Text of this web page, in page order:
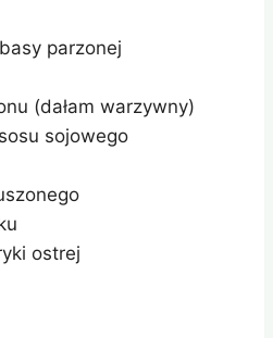
parzonej
(dałam warzywny)
sojowego
ostrej